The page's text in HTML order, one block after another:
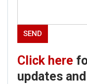
Click here
updates